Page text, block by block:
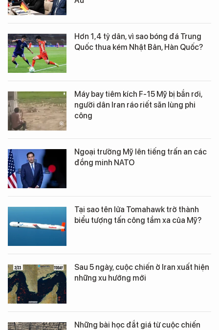
Hơn 1,4 tỷ dân, vì sao bóng đá Trung
Quốc thua kém Nhật Bản, Hàn Quốc?
Máy bay tiêm kích F-15 Mỹ bị bắn rơi,
người dân Iran ráo riết săn lùng phi
công
Ngoại trưởng Mỹ lên tiếng trấn an các
đồng minh NATO
Tại sao tên lửa Tomahawk trở thành
biểu tượng tấn công tầm xa của Mỹ?
Sau 5 ngày, cuộc chiến ở Iran xuất hiện
những xu hướng mới
Những bài học đắt giá từ cuộc chiến